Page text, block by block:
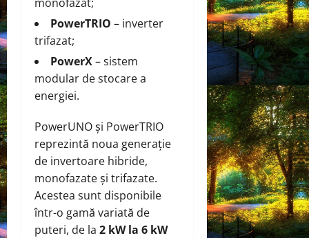
PowerTRIO – inverter
trifazat;
PowerX– sistem
modular de stocare a
energiei.
PowerUNO și PowerTRIO
reprezintă noua generație
de invertoare hibride,
monofazate și trifazate.
Acestea sunt disponibile
într-o gamă variată de
puteri, de la 2 kW la 6 kW